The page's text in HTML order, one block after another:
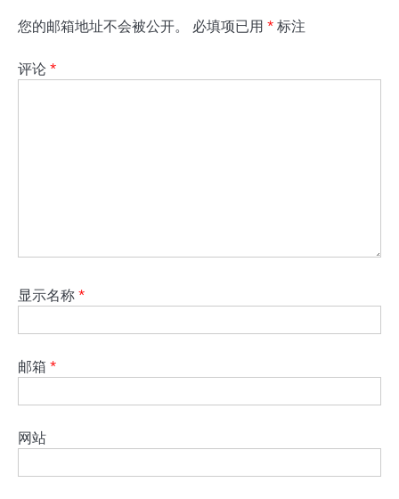
您的邮箱地址不会被公开。 必填项已用 * 标注
评论 *
显示名称 *
邮箱 *
网站